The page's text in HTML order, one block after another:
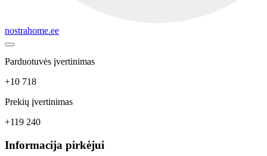
nostrahome.ee
Parduotuvės įvertinimas
+10 718
Prekių įvertinimas
+119 240
Informacija pirkėjui